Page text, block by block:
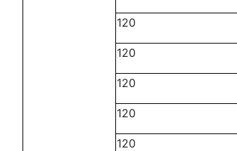
120
120
120
120
120